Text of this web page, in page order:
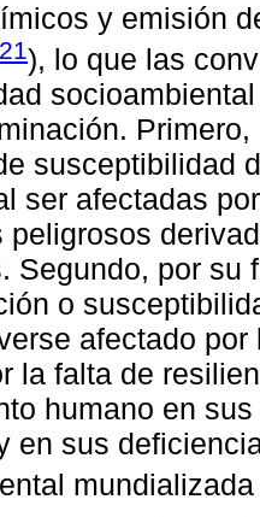
y emisión
), lo que las
susceptibilidad
ser afectadas
peligrosos
Segundo, por su
o
afectado
la falta de
humano en
en sus
mundializada